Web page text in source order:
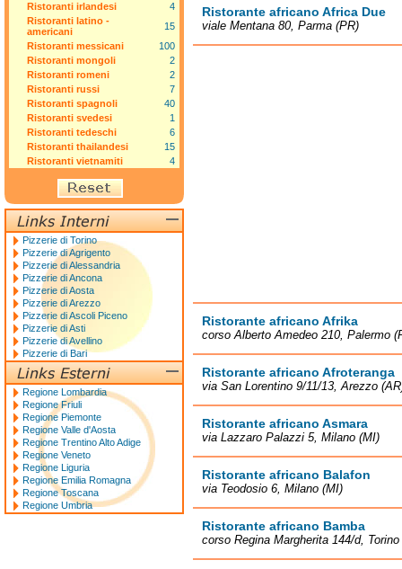
Ristorante africano Africa Due
viale Mentana 80, Parma (PR)
Ristorante africano Afrika
corso Alberto Amedeo 210, Palermo
Ristorante africano Afroteranga
via San Lorentino 9/11/13, Arezzo
Ristorante africano Asmara
via Lazzaro Palazzi 5, Milano (MI)
Ristorante africano Balafon
via Teodosio 6, Milano (MI)
Ristorante africano Bamba
corso Regina Margherita 144/d, Torino
Ristoranti irlandesi
4
Ristoranti latino -
americani
15
Ristoranti messicani
100
Ristoranti mongoli
2
Ristoranti romeni
2
Ristoranti russi
7
Ristoranti spagnoli
40
Ristoranti svedesi
1
Ristoranti tedeschi
6
Ristoranti thailandesi
15
Ristoranti vietnamiti
4
Pizzerie di Torino
Pizzerie di Agrigento
Pizzerie di Alessandria
Pizzerie di Ancona
Pizzerie di Aosta
Pizzerie di Arezzo
Pizzerie di Ascoli Piceno
Pizzerie di Asti
Pizzerie di Avellino
Pizzerie di Bari
Regione Lombardia
Regione Friuli
Regione Piemonte
Regione Valle d'Aosta
Regione Trentino Alto Adige
Regione Veneto
Regione Liguria
Regione Emilia Romagna
Regione Toscana
Regione Umbria